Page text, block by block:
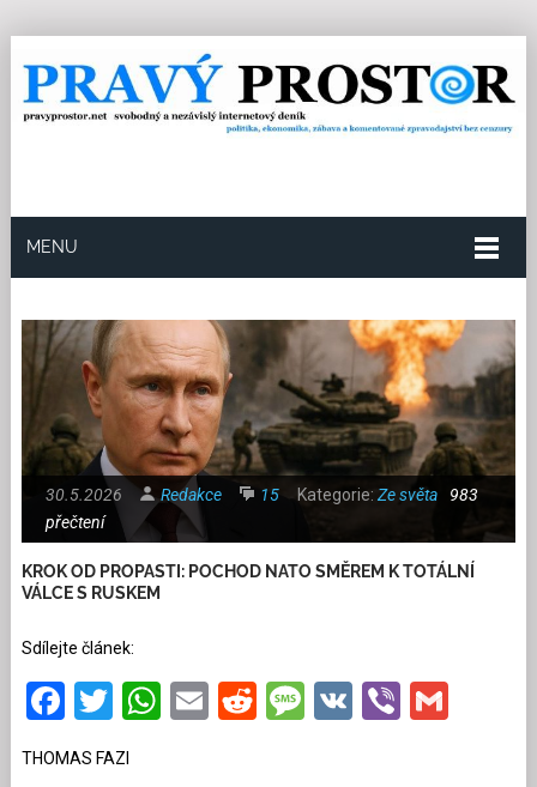
MENU
30.5.2026 Redakce 15 Kategorie: Ze světa
983
přečtení
KROK OD PROPASTI: POCHOD NATO SMĚREM K TOTÁLNÍ
VÁLCE S RUSKEM
Sdílejte článek:
Facebook
Twitter
WhatsApp
EmailRedditMessage
VKViber
THOMAS FAZI